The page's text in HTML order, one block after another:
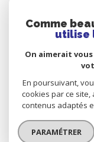
Comme
utilise
On aimerait
En poursuivant,
cookies par ce
contenus adaptés
PARAMÉTRER